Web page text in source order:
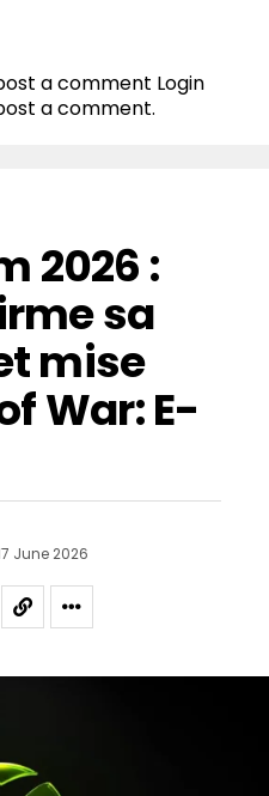
a comment Login
a comment.
2026 :
sa
mise
War: E-
June 2026